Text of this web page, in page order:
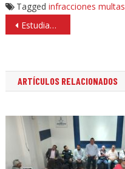
Tagged infracciones multas
Navegación
de
Estudiantes muestran sus conocimientos, arte y liderazgo en el CENTRO ACADÉMICO XIPAL Lomas Verdes
ARTÍCULOS RELACIONADOS